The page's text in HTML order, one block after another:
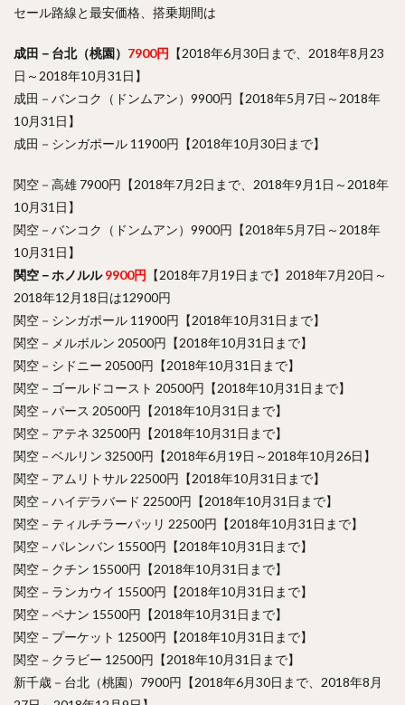
セール路線と最安価格、搭乗期間は
成田－台北（桃園） 7900円 【2018年6月30日まで、2018年8月23
日～2018年10月31日】
成田－バンコク（ドンムアン）9900円【2018年5月7日～2018年
10月31日】
成田－シンガポール 11900円【2018年10月30日まで】
関空－高雄 7900円【2018年7月2日まで、2018年9月1日～2018年
10月31日】
関空－バンコク（ドンムアン）9900円【2018年5月7日～2018年
10月31日】
関空－ホノルル9900円 【2018年7月19日まで】2018年7月20日～
2018年12月18日は12900円
関空－シンガポール 11900円【2018年10月31日まで】
関空－メルボルン 20500円【2018年10月31日まで】
関空－シドニー 20500円【2018年10月31日まで】
関空－ゴールドコースト 20500円【2018年10月31日まで】
関空－パース 20500円【2018年10月31日まで】
関空－アテネ 32500円【2018年10月31日まで】
関空－ベルリン 32500円【2018年6月19日～2018年10月26日】
関空－アムリトサル 22500円【2018年10月31日まで】
関空－ハイデラバード 22500円【2018年10月31日まで】
関空－ティルチラーパッリ 22500円【2018年10月31日まで】
関空－パレンバン 15500円【2018年10月31日まで】
関空－クチン 15500円【2018年10月31日まで】
関空－ランカウイ 15500円【2018年10月31日まで】
関空－ペナン 15500円【2018年10月31日まで】
関空－プーケット 12500円【2018年10月31日まで】
関空－クラビー 12500円【2018年10月31日まで】
新千歳－台北（桃園）7900円【2018年6月30日まで、2018年8月